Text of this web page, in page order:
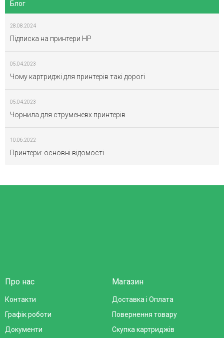
Блог
28.08.2024
Підписка на принтери HP
05.04.2023
Чому картриджі для принтерів такі дорогі
05.04.2023
Чорнила для струменевх принтерів
10.06.2022
Принтери: основні відомості
Про нас
Контакти
Графік роботи
Документи
Магазин
Доставка і Оплата
Повернення товару
Скупка картриджів